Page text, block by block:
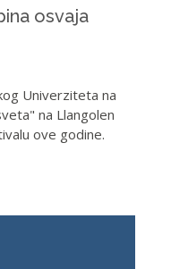
osvaja
Univerziteta na
na Llangolen
ove godine.